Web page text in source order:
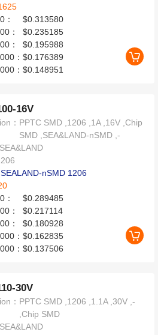
：
$0.313580
：
$0.235185
：
$0.195988
：$0.176389
：$0.148951
16V
： PPTC SMD ,1206 ,1A ,16V ,Chip
SMD ,SEA&LAND-nSMD ,-
SEA&LAND
SEALAND-nSMD 1206
：
$0.289485
：
$0.217114
：
$0.180928
：$0.162835
：$0.137506
30V
： PPTC SMD ,1206 ,1.1A ,30V ,-
,Chip SMD
SEA&LAND